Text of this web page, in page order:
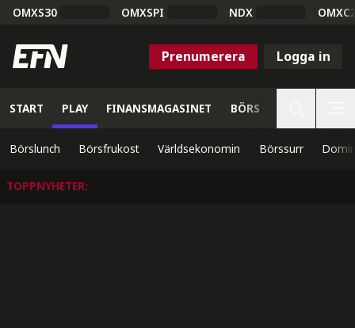
OMXS30 OMXSPI NDX
Prenumerera Logga in
START PLAY FINANSMAGASINET BÖRS
Börslunch Börsfrukost Världsekonomin Börssurr
TOPPNYHETER: